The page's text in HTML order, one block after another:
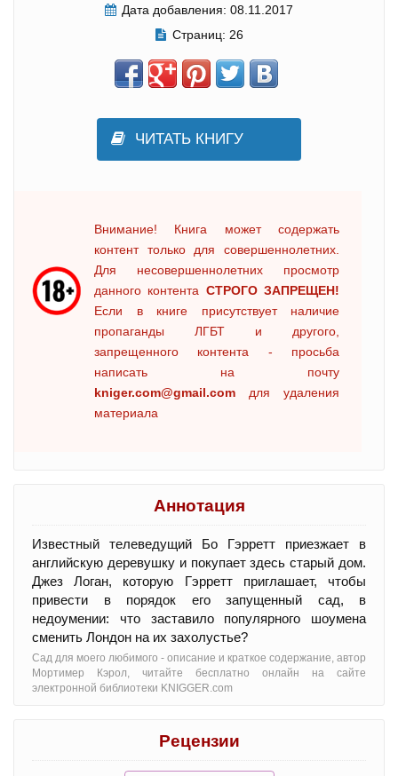
Дата добавления: 08.11.2017
Страниц: 26
ЧИТАТЬ КНИГУ
Внимание! Книга может содержать
контент только для совершеннолетних.
Для несовершеннолетних просмотр
данного контента СТРОГО ЗАПРЕЩЕН!
Если в книге присутствует наличие
пропаганды ЛГБТ и другого,
запрещенного контента - просьба
написать на почту
kniger.com@gmail.com для удаления
материала
Аннотация
Известный телеведущий Бо Гэрретт приезжает в
английскую деревушку и покупает здесь старый дом.
Джез Логан, которую Гэрретт приглашает, чтобы
привести в порядок его запущенный сад, в
недоумении: что заставило популярного шоумена
сменить Лондон на их захолустье?
Сад для моего любимого - oписание и краткое содержание, автор
Мортимер Кэрол, читайте бесплатно онлайн на сайте
электронной библиотеки KNIGGER.com
Рецензии